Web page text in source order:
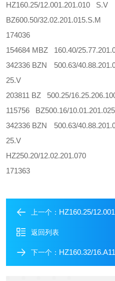
HZ160.25/12.001.201.010 S.V
BZ600.50/32.02.201.015.S.M
174036
154684 MBZ 160.40/
342336 BZN 500.63/
25.V
203811 BZ 500.25/
115756 BZ500.16/
342336 BZN 500.63/
25.V
HZ250.20/12.02.201.070
171363
上一个： HZ160.25/
返回列表
下一个： HZ160.32/